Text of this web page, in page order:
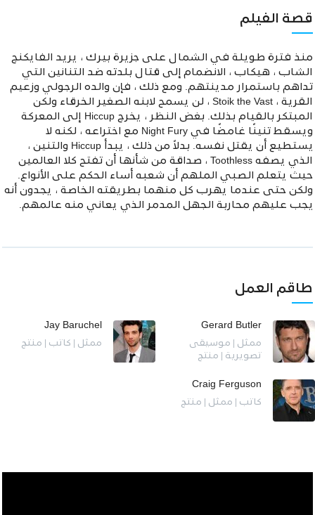
قصة الفيلم
منذ فترة طويلة في الشمال على جزيرة بيرك ، يريد الفايكنج
الشاب ، هيكاب ، الانضمام إلى قتال بلدته ضد التنانين التي
تداهم باستمرار مدينتهم. ومع ذلك ، فإن والده الرجولي وزعيم
القرية ، Stoik the Vast ، لن يسمح لابنه الصغير الخرقاء ولكن
المبتكر بالقيام بذلك. بغض النظر ، يخرج Hiccup إلى المعركة
ويسقط تنينًا غامضًا في Night Fury مع اختراعه ، لكنه لا
يستطيع أن يقتل نفسه. بدلاً من ذلك ، يبدأ Hiccup والتنين ،
الذي يصفه Toothless ، صداقة من شأنها أن تفتح كلا العالمين
حيث يتعلم الصبي الملهم أن شعبه أساء الحكم على الأنواع.
ولكن حتى عندما يهرب كل منهما بطريقته الخاصة ، يجدون أنه
يجب عليهم محاربة الجهل المدمر الذي يعاني منه عالمهم.
طاقم العمل
Gerard Butler
ممثل | موسيقى
تصويرية | منتج
Jay Baruchel
ممثل | كاتب | منتج
Craig Ferguson
كاتب | ممثل | منتج